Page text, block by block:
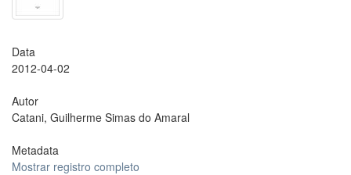
Data
2012-04-02
Autor
Catani, Guilherme Simas do Amaral
Metadata
Mostrar registro completo